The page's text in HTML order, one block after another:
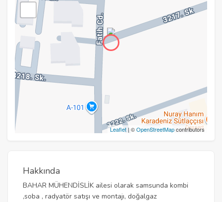
Leaflet | ©OpenStreetMapcontributors
Hakkında
BAHAR MÜHENDİSLİK ailesi olarak samsunda kombi
,soba , radyatör satışı ve montajı, doğalgaz